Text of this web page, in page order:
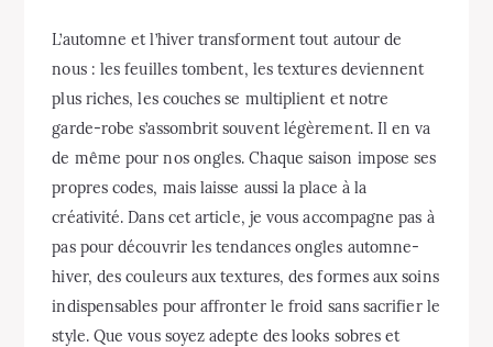
L’automne et l’hiver transforment tout autour de
nous : les feuilles tombent, les textures deviennent
plus riches, les couches se multiplient et notre
garde-robe s’assombrit souvent légèrement. Il en va
de même pour nos ongles. Chaque saison impose ses
propres codes, mais laisse aussi la place à la
créativité. Dans cet article, je vous accompagne pas à
pas pour découvrir les tendances ongles automne-
hiver, des couleurs aux textures, des formes aux soins
indispensables pour affronter le froid sans sacrifier le
style. Que vous soyez adepte des looks sobres et